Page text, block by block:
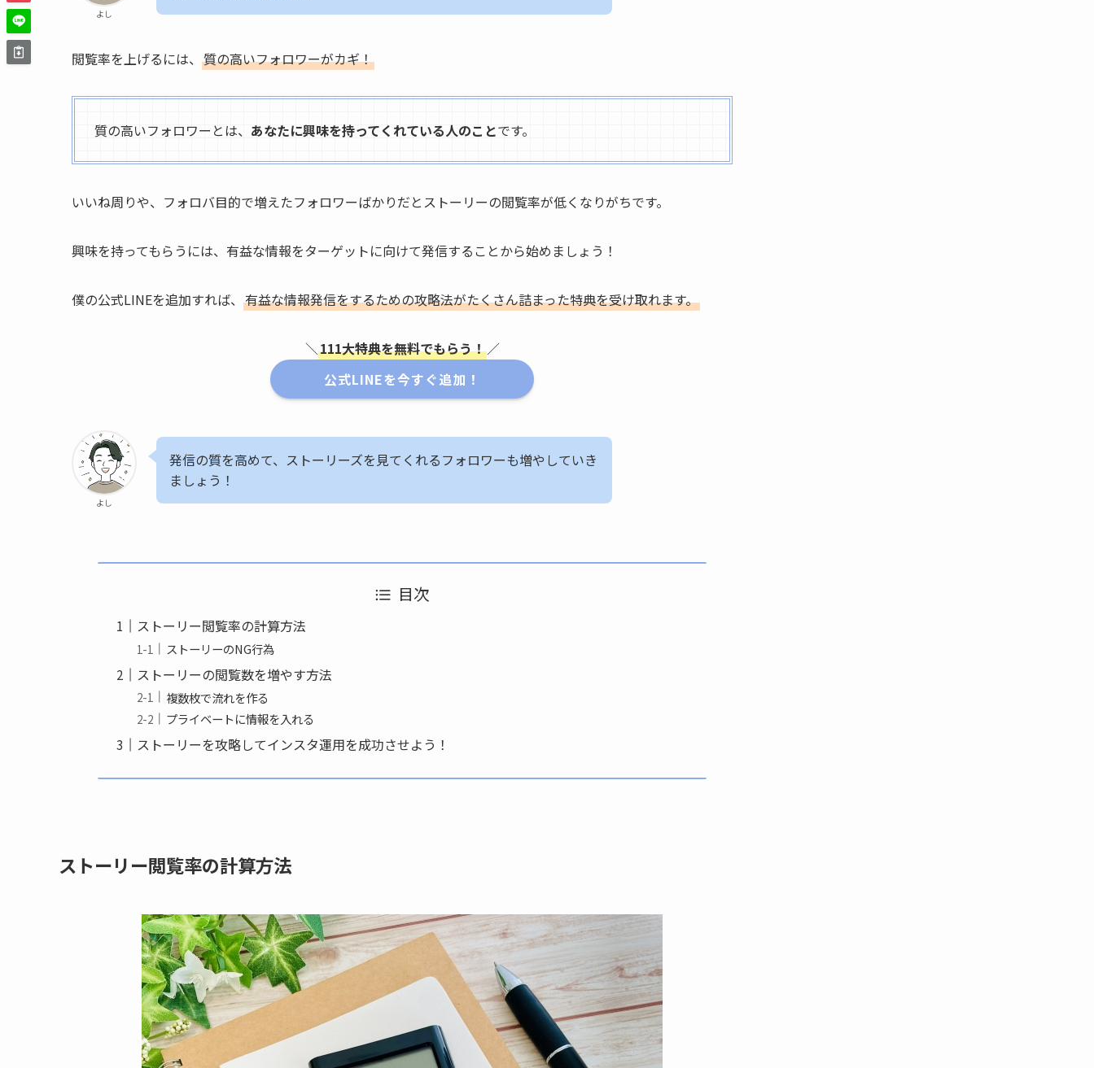
よし
閲覧率を上げるには、 質の高いフォロワーがカギ！
質の高いフォロワーとは、 あなたに興味を持ってくれている人のことです。
いいね周りや、フォロバ目的で増えたフォロワーばかりだとストーリーの閲覧率が低くなりがちです。
興味を持ってもらうには、有益な情報をターゲットに向けて発信することから始めましょう！
僕の公式LINEを追加すれば、 有益な情報発信をするための攻略法がたくさん詰まった特典を受け取れます。
＼111大特典を無料でもらう！／
公式LINEを今すぐ追加！
よし
発信の質を高めて、ストーリーズを見てくれるフォロワーも増やしていき
ましょう！
目次
ストーリー閲覧率の計算方法
ストーリーのNG行為
ストーリーの閲覧数を増やす方法
複数枚で流れを作る
プライベートに情報を入れる
ストーリーを攻略してインスタ運用を成功させよう！
ストーリー閲覧率の計算方法